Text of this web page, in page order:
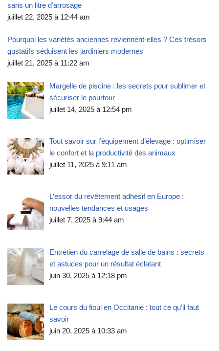
sans un litre d’arrosage
juillet 22, 2025 à 12:44 am
Pourquoi les variétés anciennes reviennent-elles ? Ces trésors
gustatifs séduisent les jardiniers modernes
juillet 21, 2025 à 11:22 am
Margelle de piscine : les secrets pour sublimer et
sécuriser le pourtour
juillet 14, 2025 à 12:54 pm
Tout savoir sur l’équipement d’élevage : optimiser
le confort et la productivité des animaux
juillet 11, 2025 à 9:11 am
L’essor du revêtement adhésif en Europe :
nouvelles tendances et usages
juillet 7, 2025 à 9:44 am
Entretien du carrelage de salle de bains : secrets
et astuces pour un résultat éclatant
juin 30, 2025 à 12:18 pm
Le cours du fioul en Occitanie : tout ce qu’il faut
savoir
juin 20, 2025 à 10:33 am